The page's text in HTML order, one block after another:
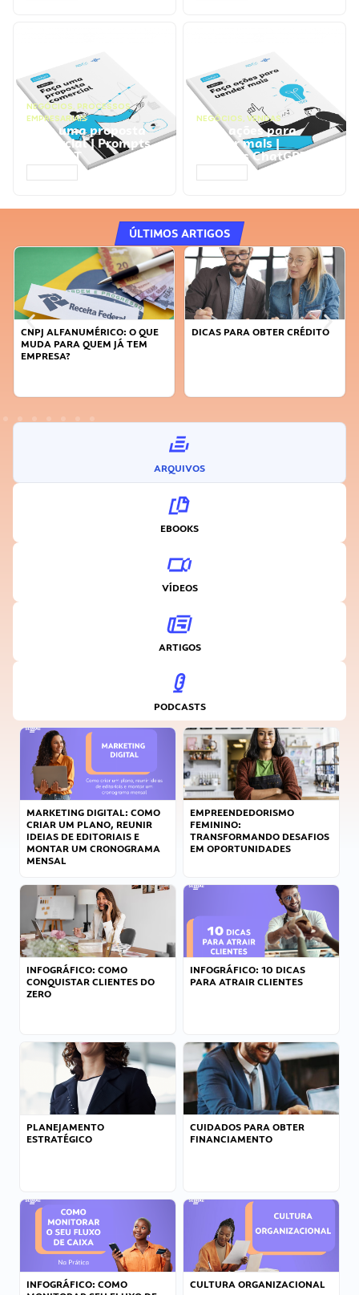
NEGÓCIOS, PROCESSOS
EMPRESARIAIS
Faça uma proposta
comercial | Prompts
ChatGPT
NEGÓCIOS, VENDAS
Faça ações para
vender mais |
Prompts ChatGPT
ÚLTIMOS ARTIGOS
CNPJ ALFANUMÉRICO: O QUE
MUDA PARA QUEM JÁ TEM
EMPRESA?
DICAS PARA OBTER CRÉDITO
ARQUIVOS
EBOOKS
VÍDEOS
ARTIGOS
PODCASTS
MARKETING DIGITAL: COMO
CRIAR UM PLANO, REUNIR
IDEIAS DE EDITORIAIS E
MONTAR UM CRONOGRAMA
MENSAL
EMPREENDEDORISMO
FEMININO:
TRANSFORMANDO DESAFIOS
EM OPORTUNIDADES
INFOGRÁFICO: COMO
CONQUISTAR CLIENTES DO
ZERO
INFOGRÁFICO: 10 DICAS
PARA ATRAIR CLIENTES
PLANEJAMENTO
ESTRATÉGICO
CUIDADOS PARA OBTER
FINANCIAMENTO
INFOGRÁFICO: COMO
CULTURA ORGANIZACIONAL